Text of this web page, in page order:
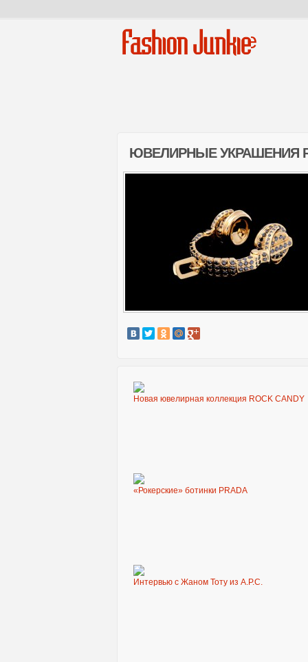
Fashion Junkie
ЮВЕЛИРНЫЕ УКРАШЕНИЯ
Новая ювелирная коллекция ROCK CANDY
«Рокерские» ботинки PRADA
Интервью с Жаном Тоту из A.P.C.